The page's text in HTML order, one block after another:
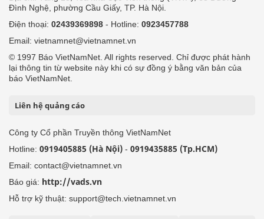
Đình Nghệ, phường Cầu Giấy, TP. Hà Nội.
Điện thoại: 02439369898 - Hotline: 0923457788
Email: vietnamnet@vietnamnet.vn
© 1997 Báo VietNamNet. All rights reserved. Chỉ được phát hành
lại thông tin từ website này khi có sự đồng ý bằng văn bản của
báo VietNamNet.
Liên hệ quảng cáo
Công ty Cổ phần Truyền thông VietNamNet
Hotline: 0919405885 (Hà Nội) - 0919435885 (Tp.HCM)
Email: contact@vietnamnet.vn
Báo giá: http://vads.vn
Hỗ trợ kỹ thuật: support@tech.vietnamnet.vn